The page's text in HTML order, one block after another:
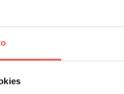
más
la realidad supere la
en la página web de la
propuesto, si les han